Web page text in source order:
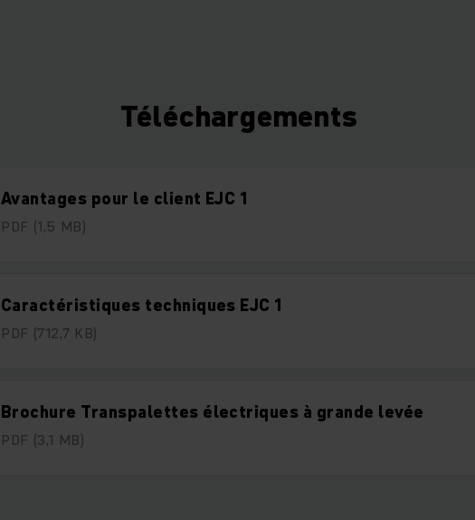
Téléchargements
Avantages pour le client EJC 1
PDF (1,5 MB)
Caractéristiques techniques EJC 1
PDF (712,7 KB)
Brochure Transpalettes électriques à grande levée
PDF (3,1 MB)